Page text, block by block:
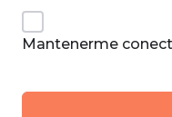
Mantenerme